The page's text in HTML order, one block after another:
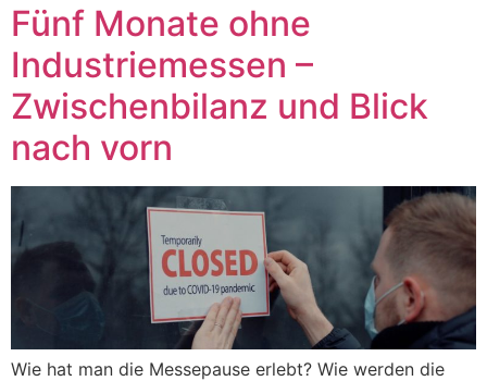
Fünf Monate ohne
Industriemessen –
Zwischenbilanz und Blick
nach vorn
Wie hat man die Messepause erlebt? Wie werden die